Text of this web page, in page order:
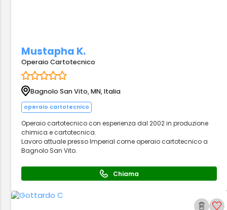
Mustapha K.
Operaio Cartotecnico
Bagnolo San Vito, MN, Italia
operaio cartotecnico
Operaio cartotecnico con esperienza dal 2002 in produzione
chimica e cartotecnica.
Lavoro attuale presso Imperial come operaio cartotecnico a
Bagnolo San Vito.
Chiama